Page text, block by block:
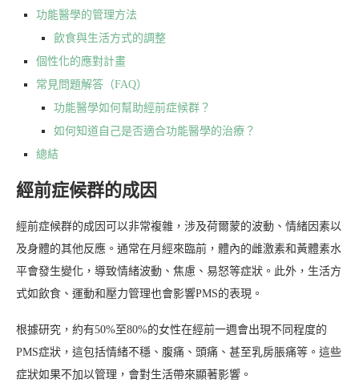
功能醫學的管理方法
飲食與生活方式的調整
個性化的應對計畫
常見問題解答（FAQ）
功能醫學如何幫助經前症候群？
如何知道自己是否適合功能醫學的治療？
總結
經前症候群的成因
經前症候群的成因可以非常複雜，涉及荷爾蒙的波動、情緒因素以
及身體的其他反應。通常在月經來臨前，體內的雌激素和黃體素水
平會發生變化，導致情緒波動、焦慮、易怒等症狀。此外，生活方
式如飲食、運動和壓力管理也會影響PMS的表現。
根據研究，約有50%至80%的女性在經前一週會出現不同程度的
PMS症狀，這包括情緒不穩、腹痛、頭痛、甚至乳房脹痛等。這些
症狀如果不加以管理，會對生活帶來顯著影響。